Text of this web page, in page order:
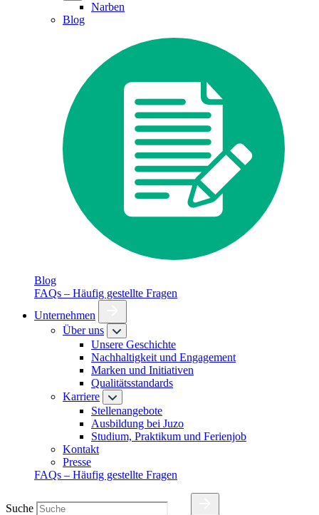
Narben
Blog
Blog
FAQs – Häufig gestellte Fragen
Unternehmen
Über uns
Unsere Geschichte
Nachhaltigkeit und Engagement
Marken und Initiativen
Qualitätsstandards
Karriere
Stellenangebote
Ausbildung bei Juzo
Studium, Praktikum und Ferienjob
Kontakt
Presse
FAQs – Häufig gestellte Fragen
Suche